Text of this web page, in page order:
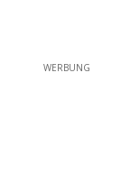
WERBUNG